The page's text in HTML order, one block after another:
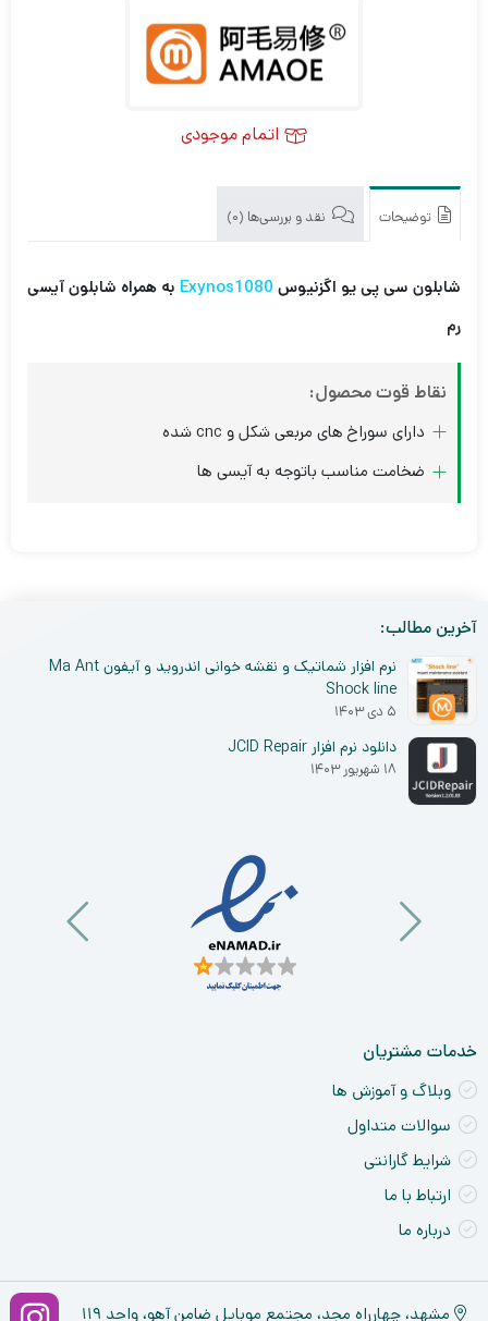
اتمام موجودی
توضیحات نقد و بررسی‌ها (0)
شابلون سی پی یو اگزنیوس Exynos1080 به همراه شابلون آیسی
رم
نقاط قوت محصول:
دارای سوراخ های مربعی شکل و cnc شده
ضخامت مناسب باتوجه به آیسی ها
آخرین مطالب:
نرم افزار شماتیک و نقشه خوانی اندروید و آیفون Ma Ant
Shock line
۵ دی ۱۴۰۳
دانلود نرم افزار JCID Repair
۱۸ شهریور ۱۴۰۳
خدمات مشتریان
وبلاگ و آموزش ها
سوالات متداول
شرایط گارانتی
ارتباط با ما
درباره ما
مشهد، چهارراه مجد، مجتمع موبایل ضامن آهو، واحد ۱۱۹